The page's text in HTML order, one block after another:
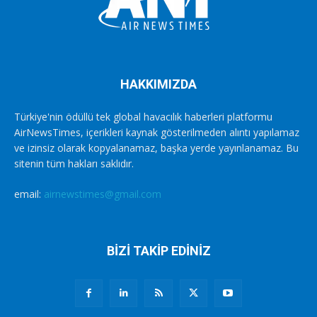
HAKKIMIZDA
Türkiye'nin ödüllü tek global havacılık haberleri platformu
AirNewsTimes, içerikleri kaynak gösterilmeden alıntı yapılamaz
ve izinsiz olarak kopyalanamaz, başka yerde yayınlanamaz. Bu
sitenin tüm hakları saklıdır.
email: airnewstimes@gmail.com
BİZİ TAKİP EDİNİZ